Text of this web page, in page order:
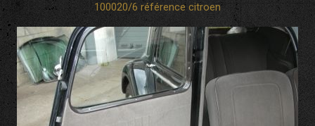
100020/6 référence citroen